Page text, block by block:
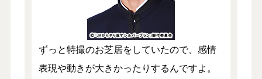
ずっと特撮のお芝居をしていたので、感情
表現や動きが大きかったりするんですよ。